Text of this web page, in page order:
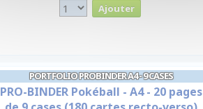
PORTFOLIO PROBINDER A4 - 9 CASES
PRO-BINDER Pokéball - A4 - 20 pages